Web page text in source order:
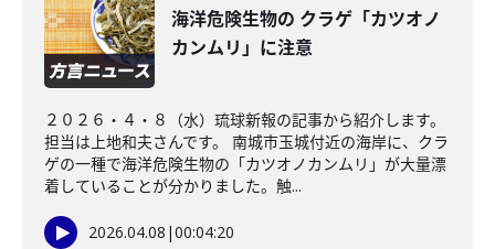
海洋危険生物の クラゲ「カツオノ
カンムリ」に注意
２０２６・４・８（水）琉球新報の記事から紹介します。
担当は上地和夫さんです。 南城市玉城付近の海岸に、クラ
ゲの一種で海洋危険生物の「カツオノカンムリ」が大量漂
着していることが分かりました。触...
2026.04.08 |00:04:20